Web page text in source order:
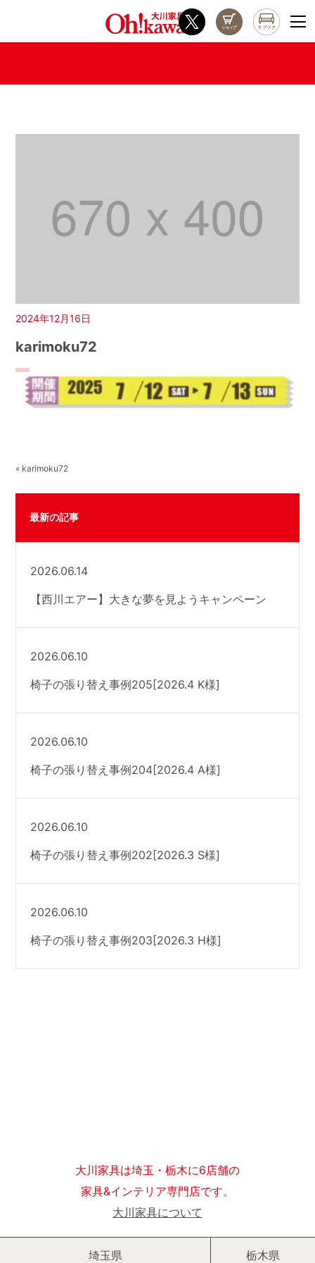
2024年12月16日
karimoku72
« karimoku72
最新の記事
2026.06.14
【西川エアー】大きな夢を見ようキャンペーン
2026.06.10
椅子の張り替え事例205[2026.4 K様]
2026.06.10
椅子の張り替え事例204[2026.4 A様]
2026.06.10
椅子の張り替え事例202[2026.3 S様]
2026.06.10
椅子の張り替え事例203[2026.3 H様]
大川家具は埼玉・栃木に6店舗の
家具&インテリア専門店です。
大川家具について
埼玉県 栃木県